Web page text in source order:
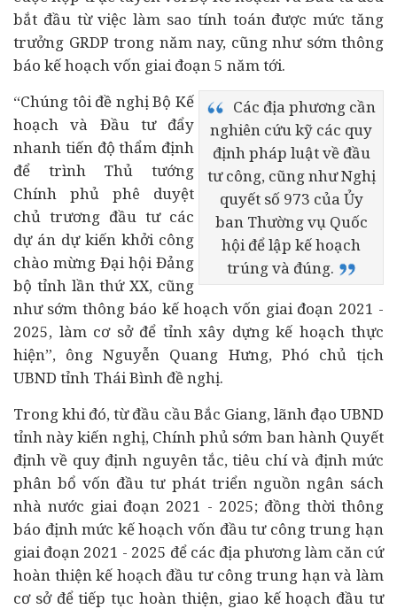
bắt đầu từ việc làm sao tính toán được mức tăng
trưởng GRDP trong năm nay, cũng như sớm thông
báo kế hoạch vốn giai đoạn 5 năm tới.
Các địa phương cần
nghiên cứu kỹ các quy
định pháp luật về đầu
tư công, cũng như Nghị
quyết số 973 của Ủy
ban Thường vụ Quốc
hội để lập kế hoạch
trúng và đúng.
“Chúng tôi đề nghị Bộ Kế
hoạch và Đầu tư đẩy
nhanh tiến độ thẩm định
để trình Thủ tướng
Chính phủ phê duyệt
chủ trương đầu tư các
dự án dự kiến khởi công
chào mừng Đại hội Đảng
bộ tỉnh lần thứ XX, cũng
như sớm thông báo kế hoạch vốn giai đoạn 2021 -
2025, làm cơ sở để tỉnh xây dựng kế hoạch thực
hiện”, ông Nguyễn Quang Hưng, Phó chủ tịch
UBND tỉnh Thái Bình đề nghị.
Trong khi đó, từ đầu cầu Bắc Giang, lãnh đạo UBND
tỉnh này kiến nghị, Chính phủ sớm ban hành Quyết
định về quy định nguyên tắc, tiêu chí và định mức
phân bổ vốn đầu tư phát triển nguồn ngân sách
nhà nước giai đoạn 2021 - 2025; đồng thời thông
báo định mức kế hoạch vốn đầu tư công trung hạn
giai đoạn 2021 - 2025 để các địa phương làm căn cứ
hoàn thiện kế hoạch đầu tư công trung hạn và làm
cơ sở để tiếp tục hoàn thiện, giao kế hoạch đầu tư